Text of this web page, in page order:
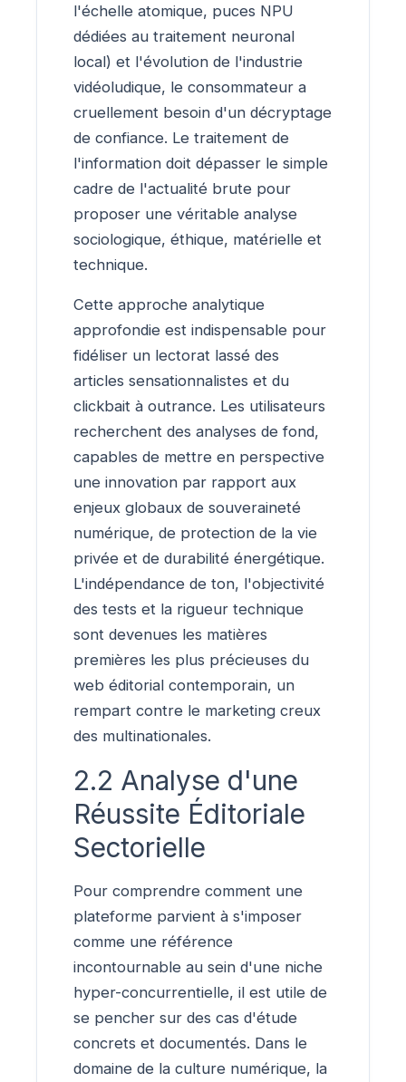
l'échelle atomique, puces NPU
dédiées au traitement neuronal
local) et l'évolution de l'industrie
vidéoludique, le consommateur a
cruellement besoin d'un décryptage
de confiance. Le traitement de
l'information doit dépasser le simple
cadre de l'actualité brute pour
proposer une véritable analyse
sociologique, éthique, matérielle et
technique.
Cette approche analytique
approfondie est indispensable pour
fidéliser un lectorat lassé des
articles sensationnalistes et du
clickbait à outrance. Les utilisateurs
recherchent des analyses de fond,
capables de mettre en perspective
une innovation par rapport aux
enjeux globaux de souveraineté
numérique, de protection de la vie
privée et de durabilité énergétique.
L'indépendance de ton, l'objectivité
des tests et la rigueur technique
sont devenues les matières
premières les plus précieuses du
web éditorial contemporain, un
rempart contre le marketing creux
des multinationales.
2.2 Analyse d'une
Réussite Éditoriale
Sectorielle
Pour comprendre comment une
plateforme parvient à s'imposer
comme une référence
incontournable au sein d'une niche
hyper-concurrentielle, il est utile de
se pencher sur des cas d'étude
concrets et documentés. Dans le
domaine de la culture numérique, la